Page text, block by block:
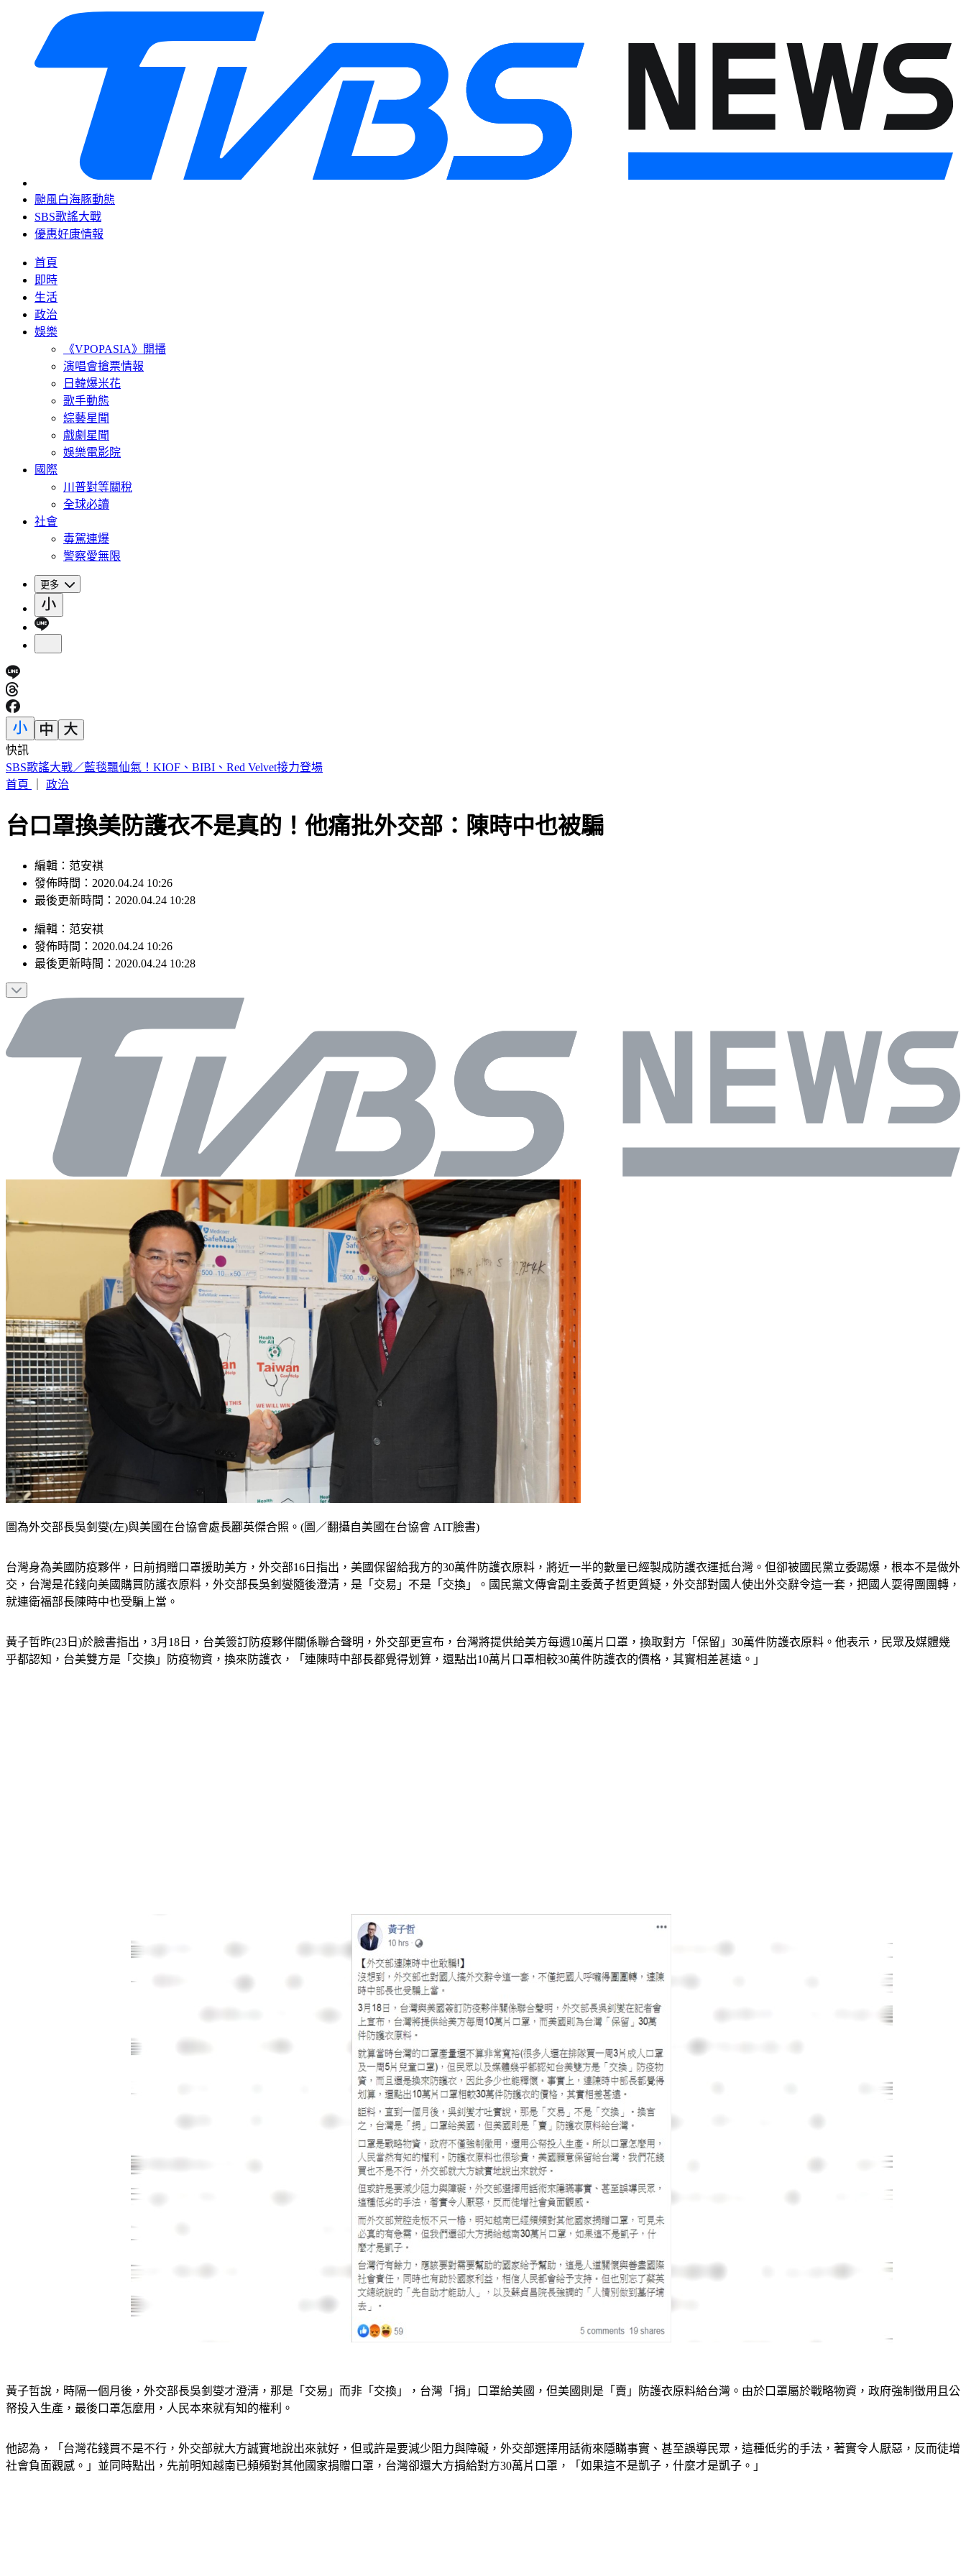
颱風白海豚動態
SBS歌謠大戰
優惠好康情報
首頁
即時
生活
政治
娛樂
《VPOPASIA》開播
演唱會搶票情報
日韓爆米花
歌手動態
綜藝星聞
戲劇星聞
娛樂電影院
國際
川普對等關稅
全球必讀
社會
毒駕連爆
警察愛無限
更多
快訊
再喊台灣不是國家！鄭麗文鬆口「統一時間表」：要等到國民黨執政
首頁
政治
台口罩換美防護衣不是真的！他痛批外交部：陳時中也被騙
編輯：范安褀
發佈時間：2020.04.24 10:26
最後更新時間：2020.04.24 10:28
編輯 ： 范安褀
發佈時間： 2020.04.24 10:26
最後更新時間： 2020.04.24 10:28
圖為外交部長吳釗燮(左)與美國在台協會處長酈英傑合照。(圖／翻攝自美國在台協會 AIT臉書)
台灣身為美國防疫夥伴，日前捐贈口罩援助美方，外交部16日指出，美國保留給我方的30萬件防護衣原料，將近一半的數量已經製成防護衣運抵台灣。但卻被國民黨立委踢爆，根本不是做外
交，台灣是花錢向美國購買防護衣原料，外交部長吳釗燮隨後澄清，是「交易」不是「交換」。國民黨文傳會副主委黃子哲更質疑，外交部對國人使出外交辭令這一套，把國人耍得團團轉，
就連衛福部長陳時中也受騙上當。
黃子哲昨(23日)於臉書指出，3月18日，台美簽訂防疫夥伴關係聯合聲明，外交部更宣布，台灣將提供給美方每週10萬片口罩，換取對方「保留」30萬件防護衣原料。他表示，民眾及媒體幾
乎都認知，台美雙方是「交換」防疫物資，換來防護衣，「連陳時中部長都覺得划算，還點出10萬片口罩相較30萬件防護衣的價格，其實相差甚遠。」
黃子哲說，時隔一個月後，外交部長吳釗燮才澄清，那是「交易」而非「交換」，台灣「捐」口罩給美國，但美國則是「賣」防護衣原料給台灣。由於口罩屬於戰略物資，政府強制徵用且公
帑投入生產，最後口罩怎麼用，人民本來就有知的權利。
他認為，「台灣花錢買不是不行，外交部就大方誠實地說出來就好，但或許是要減少阻力與障礙，外交部選擇用話術來隱瞞事實、甚至誤導民眾，這種低劣的手法，著實令人厭惡，反而徒增
社會負面觀感。」並同時點出，先前明知越南已頻頻對其他國家捐贈口罩，台灣卻還大方捐給對方30萬片口罩，「如果這不是凱子，什麼才是凱子。」